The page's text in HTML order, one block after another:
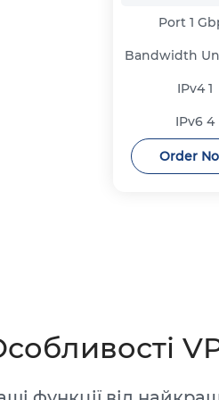
Port 1
Bandwidth
IPv41
IPv6 4
Order